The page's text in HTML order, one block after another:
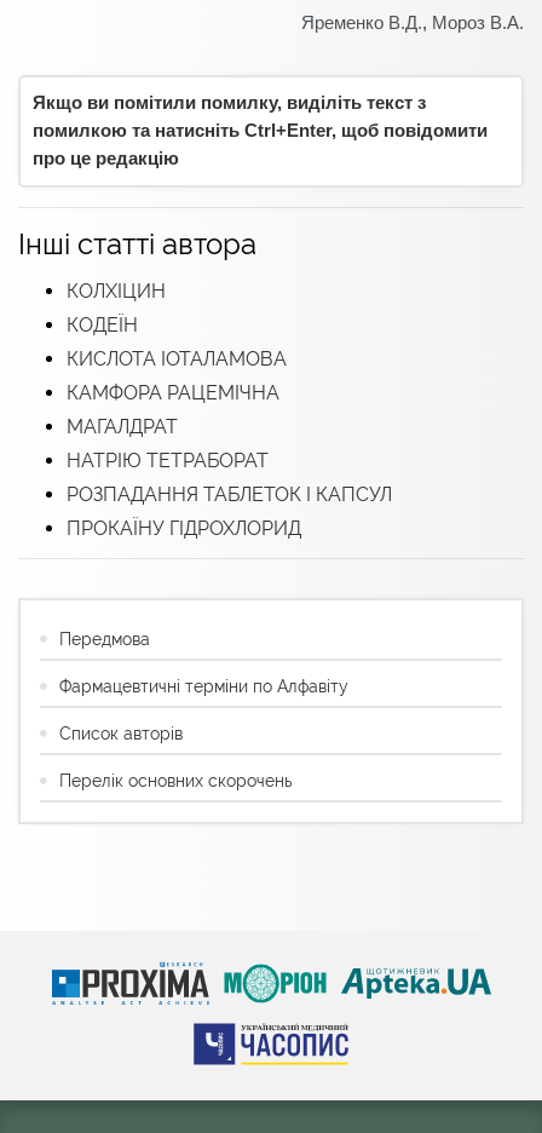
Яременко В.Д., Мороз В.А.
Якщо ви помітили помилку, виділіть текст з
помилкою та натисніть Ctrl+Enter, щоб повідомити
про це редакцію
Інші статті автора
КОЛХІЦИН
КОДЕЇН
КИСЛОТА ІОТАЛАМОВА
КАМФОРА РАЦЕМІЧНА
МАГАЛДРАТ
НАТРІЮ ТЕТРАБОРАТ
РОЗПАДАННЯ ТАБЛЕТОК І КАПСУЛ
ПРОКАЇНУ ГІДРОХЛОРИД
Передмова
Фармацевтичні терміни по Алфавіту
Список авторів
Перелік основних скорочень